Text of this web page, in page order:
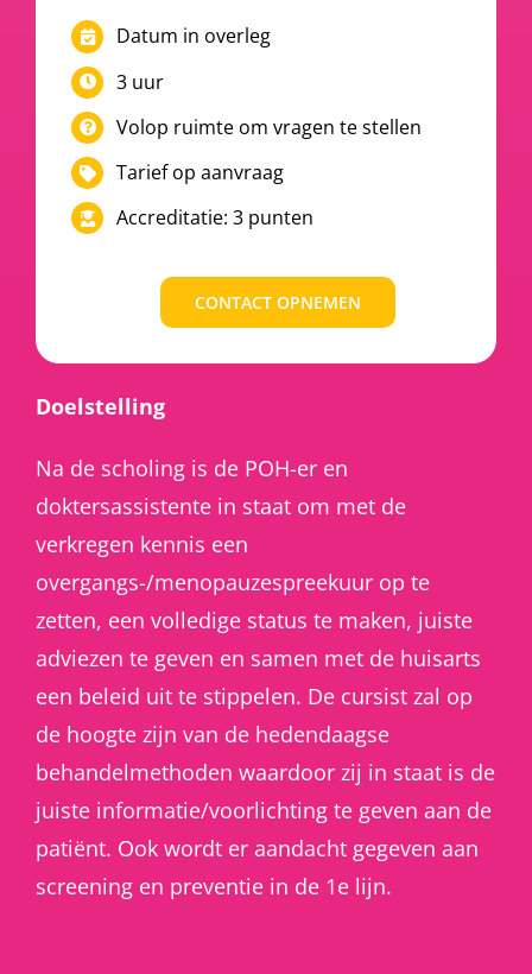
Datum in overleg
3 uur
Volop ruimte om vragen te stellen
Tarief op aanvraag
Accreditatie: 3 punten
CONTACT OPNEMEN
Doelstelling
Na de scholing is de POH-er en
doktersassistente in staat om met de
verkregen kennis een
overgangs-/menopauzespreekuur op te
zetten, een volledige status te maken, juiste
adviezen te geven en samen met de huisarts
een beleid uit te stippelen. De cursist zal op
de hoogte zijn van de hedendaagse
behandelmethoden waardoor zij in staat is de
juiste informatie/voorlichting te geven aan de
patiënt. Ook wordt er aandacht gegeven aan
screening en preventie in de 1e lijn.